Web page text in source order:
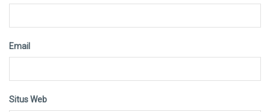
Email
Situs Web